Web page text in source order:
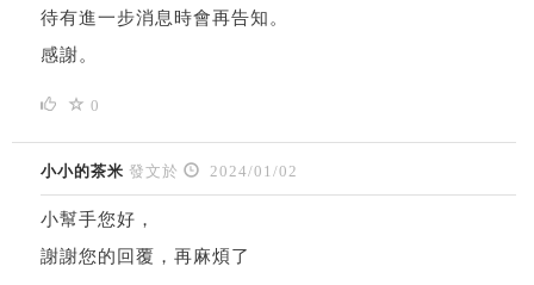
待有進一步消息時會再告知。
感謝。
0
小小的茶米 發文於 2024/01/02
小幫手您好，
謝謝您的回覆，再麻煩了